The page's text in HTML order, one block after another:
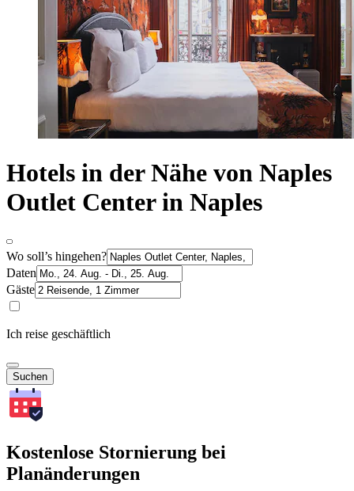
Hotels in der Nähe von Naples
Outlet Center in Naples
Wo soll’s hingehen?
Daten
Gäste
Ich reise geschäftlich
Suchen
Kostenlose Stornierung bei
Planänderungen